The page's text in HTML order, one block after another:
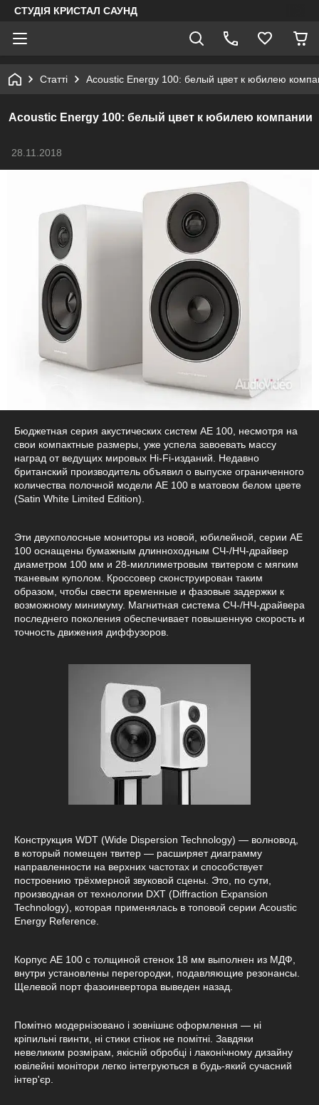
СТУДІЯ КРИСТАЛ САУНД
Статті Acoustic Energy 100: белый цвет к юбилею
Acoustic Energy 100: белый цвет к юбилею компании
28.11.2018
Бюджетная серия акустических систем AE 100, несмотря на
свои компактные размеры, уже успела завоевать массу
наград от ведущих мировых Hi-Fi-изданий. Недавно
британский производитель объявил о выпуске ограниченного
количества полочной модели АЕ 100 в матовом белом цвете
(Satin White Limited Edition).
Эти двухполосные мониторы из новой, юбилейной, серии АЕ
100 оснащены бумажным длинноходным СЧ-/НЧ-драйвер
диаметром 100 мм и 28-миллиметровым твитером с мягким
тканевым куполом. Кроссовер сконструирован таким
образом, чтобы свести временные и фазовые задержки к
возможному минимуму. Магнитная система СЧ-/НЧ-драйвера
последнего поколения обеспечивает повышенную скорость и
точность движения диффузоров.
Конструкция WDT (Wide Dispersion Technology) — волновод,
в который помещен твитер — расширяет диаграмму
направленности на верхних частотах и способствует
построению трёхмерной звуковой сцены. Это, по сути,
производная от технологии DXT (Diffraction Expansion
Technology), которая применялась в топовой серии Acoustic
Energy Reference.
Корпус АЕ 100 с толщиной стенок 18 мм выполнен из МДФ,
внутри установлены перегородки, подавляющие резонансы.
Щелевой порт фазоинвертора выведен назад.
Помітно модернізовано і зовнішнє оформлення — ні
кріпильні гвинти, ні стики стінок не помітні. Завдяки
невеликим розмірам, якісній обробці і лаконічному дизайну
ювілейні монітори легко інтегруються в будь-який сучасний
інтер'єр.